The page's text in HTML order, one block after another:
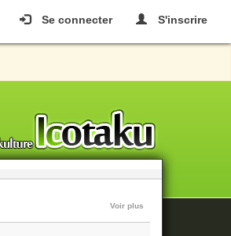
Se connecter S'inscrire
Voir plus